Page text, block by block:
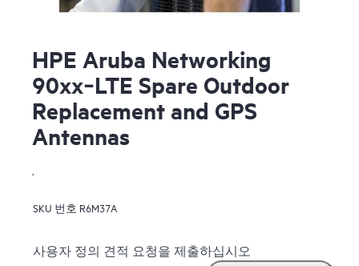
HPE Aruba Networking
90xx‑LTE Spare Outdoor
Replacement and GPS
Antennas
SKU 번호 R6M37A
사용자 정의 견적 요청을 제출하십시오